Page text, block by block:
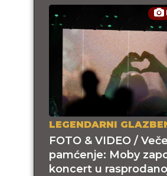
LEGENDARNI
FOTO & VIDEO /
pamćenje: Moby
koncert u